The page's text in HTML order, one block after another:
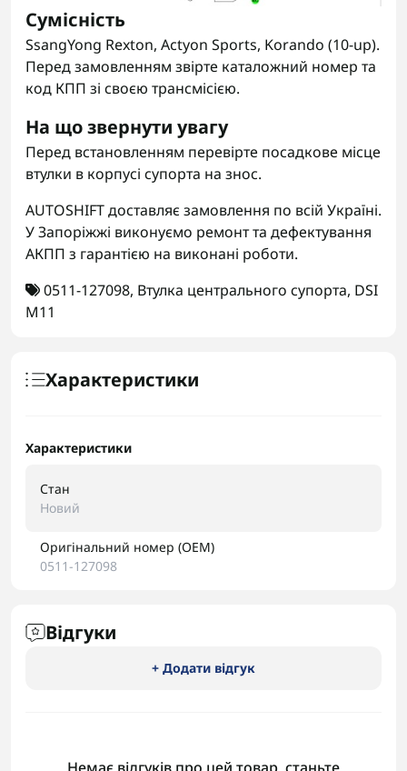
Сумісність
SsangYong Rexton, Actyon Sports, Korando (10-up).
Перед замовленням звірте каталожний номер та
код КПП зі своєю трансмісією.
На що звернути увагу
Перед встановленням перевірте посадкове місце
втулки в корпусі супорта на знос.
AUTOSHIFT доставляє замовлення по всій Україні.
У Запоріжжі виконуємо ремонт та дефектування
АКПП з гарантією на виконані роботи.
0511-127098, Втулка центрального супорта, DSI
M11
Характеристики
Характеристики
Стан
Новий
Оригінальний номер (OEM)
0511-127098
Відгуки
+ Додати відгук